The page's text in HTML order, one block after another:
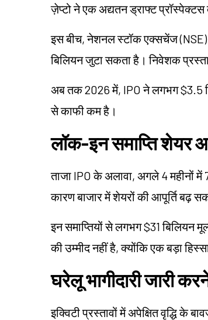
ज़ेप्टो ने एक अद्यतन ड्राफ्ट
इस बीच, नेशनल स्टॉक एक्सचेंज (NSE)
बिलियन जुटा सकता है। निवेशक
अब तक 2026 में, IPO ने लगभग $3.5
से काफी कम है।
लॉक-इन समाप्ति शेयर
ताजा IPO के अलावा, अगले 4 महीनों
कारण बाजार में शेयरों की आपूर्ति बढ़
इन समाप्तियों से लगभग $31 बिलियन
की उम्मीद नहीं है, क्योंकि एक बड़ा
घरेलू भागीदारी जारी
इक्विटी प्रस्तावों में अपेक्षित वृद्धि के